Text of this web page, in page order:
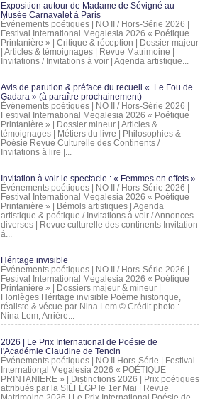
Exposition autour de Madame de Sévigné au
Musée Carnavalet à Paris
Événements poétiques | NO II / Hors-Série 2026 |
Festival International Megalesia 2026 « Poétique
Printanière » | Critique & réception | Dossier majeur
| Articles & témoignages | Revue Matrimoine |
Invitations / Invitations à voir | Agenda artistique...
Avis de parution & préface du recueil « Le Fou de
Gadara » (à paraître prochainement)
Événements poétiques | NO II / Hors-Série 2026 |
Festival International Megalesia 2026 « Poétique
Printanière » | Dossier mineur | Articles &
témoignages | Métiers du livre | Philosophies &
Poésie Revue Culturelle des Continents /
Invitations à lire |...
Invitation à voir le spectacle : « Femmes en effets »
Événements poétiques | NO II / Hors-Série 2026 |
Festival International Megalesia 2026 « Poétique
Printanière » | Bémols artistiques | Agenda
artistique & poétique / Invitations à voir / Annonces
diverses | Revue culturelle des continents Invitation
à...
Héritage invisible
Événements poétiques | NO II / Hors-Série 2026 |
Festival International Megalesia 2026 « Poétique
Printanière » | Dossiers majeur & mineur |
Florilèges Héritage invisible Poème historique,
réaliste & vécue par Nina Lem © Crédit photo :
Nina Lem, Arrière...
2026 | Le Prix International de Poésie de
l'Académie Claudine de Tencin
Événements poétiques | NO II Hors-Série | Festival
International Megalesia 2026 « POÉTIQUE
PRINTANIÈRE » | Distinctions 2026 | Prix poétiques
attribués par la SIÉFÉGP le 1er Mai | Revue